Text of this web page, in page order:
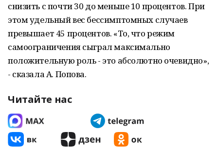
снизить с почти 30 до меньше 10 процентов. При
этом удельный вес бессимптомных случаев
превышает 45 процентов. «То, что режим
самоограничения сыграл максимально
положительную роль - это абсолютно очевидно»,
- сказала А. Попова.
Читайте нас